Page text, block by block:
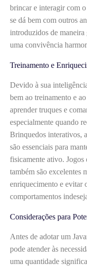
brincar e interagir com
se dá bem com outros
introduzidos de
uma convivência
Treinamento e
Devido à sua
bem ao treinamento e
aprender truques e
especialmente quando
Brinquedos interativos,
são essenciais para
fisicamente ativo. Jogos
também são excelentes
enriquecimento e evitar
comportamentos
Considerações para
Antes de adotar um
pode atender às
uma quantidade